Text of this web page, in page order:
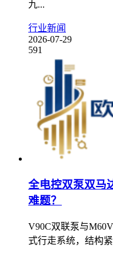
九...
行业新闻
2026-07-29
591
全电控双泵双马
难题？
V90C双联泵与
式行走系统，结构